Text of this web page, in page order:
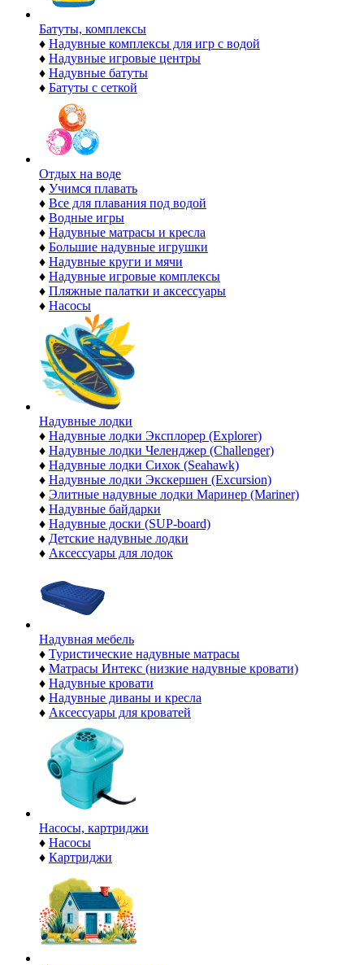
Батуты, комплексы
♦ Надувные комплексы для игр с водой
♦ Надувные игровые центры
♦ Надувные батуты
♦ Батуты с сеткой
Отдых на воде
♦ Учимся плавать
♦ Все для плавания под водой
♦ Водные игры
♦ Надувные матрасы и кресла
♦ Большие надувные игрушки
♦ Надувные круги и мячи
♦ Надувные игровые комплексы
♦ Пляжные палатки и аксессуары
♦ Насосы
Надувные лодки
♦ Надувные лодки Эксплорер (Explorer)
♦ Надувные лодки Челенджер (Challenger)
♦ Надувные лодки Сихок (Seahawk)
♦ Надувные лодки Экскершен (Excursion)
♦ Элитные надувные лодки Маринер (Mariner)
♦ Надувные байдарки
♦ Надувные доски (SUP-board)
♦ Детские надувные лодки
♦ Аксессуары для лодок
Надувная мебель
♦ Туристические надувные матрасы
♦ Матрасы Интекс (низкие надувные кровати)
♦ Надувные кровати
♦ Надувные диваны и кресла
♦ Аксессуары для кроватей
Насосы, картриджи
♦ Насосы
♦ Картриджи